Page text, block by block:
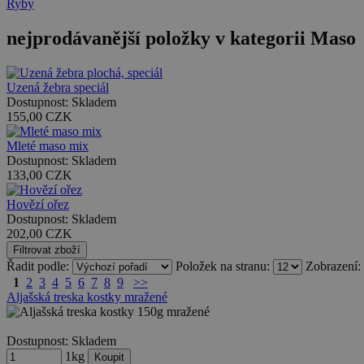
Ryby
nejprodávanější položky v kategorii Maso
Uzená žebra speciál
Dostupnost: Skladem
155,00 CZK
Mleté maso mix
Dostupnost: Skladem
133,00 CZK
Hovězí ořez
Dostupnost: Skladem
202,00 CZK
Řadit podle: Položek na stranu:
Zobrazení:
1
2 3 4 5 6 7 8 9
>>
Aljašská treska kostky mražené
Dostupnost: Skladem
1kg